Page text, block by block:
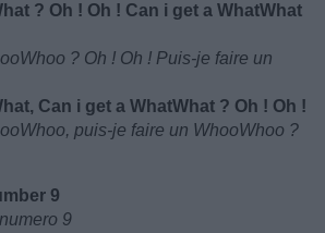
? Oh ! Oh ! Can i get a WhatWhat
? Oh ! Oh ! Puis-je faire un
Can i get a WhatWhat ? Oh ! Oh !
puis-je faire un WhooWhoo ?
9
9